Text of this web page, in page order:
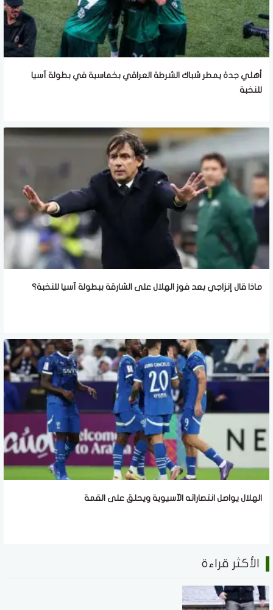
أهلي جدة يمطر شباك الشرطة العراقي بخماسية في بطولة آسيا
للنخبة
ماذا قال إنزاجي بعد فوز الهلال على الشارقة ببطولة آسيا للنخبة؟
الهلال يواصل انتصاراته الآسيوية ويحلق على القمة
الأكثر قراءة